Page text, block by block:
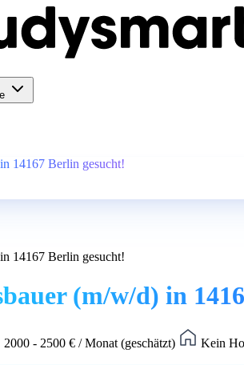
14167 Berlin gesucht!
14167 Berlin gesucht!
(m/w/d) in
2000 - 2500 € / Monat (geschätzt)
Kein